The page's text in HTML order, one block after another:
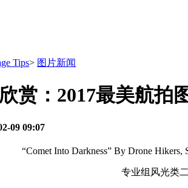
Tips> 图片新闻
赏：2017最美航拍
09 09:07
“Comet Into Darkness” By Drone Hikers,
专业组风光类